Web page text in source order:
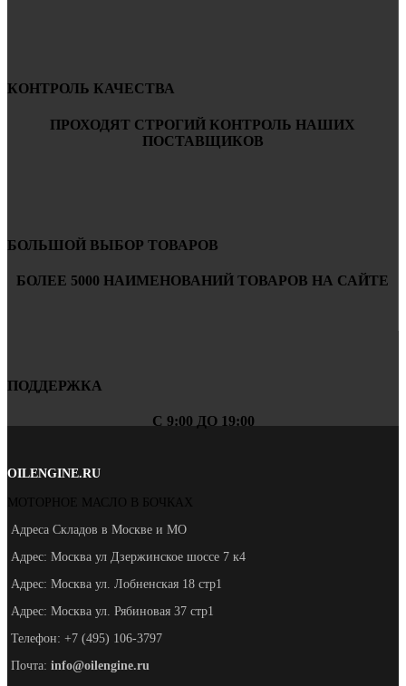
КОНТРОЛЬ КАЧЕСТВА
ПРОХОДЯТ СТРОГИЙ КОНТРОЛЬ НАШИХ
ПОСТАВЩИКОВ
БОЛЬШОЙ ВЫБОР ТОВАРОВ
БОЛЕЕ 5000 НАИМЕНОВАНИЙ ТОВАРОВ НА САЙТЕ
ПОДДЕРЖКА
С 9:00 ДО 19:00
OILENGINE.RU
МОТОРНОЕ МАСЛО В БОЧКАХ
Адреса Складов в Москве и МО
Адрес: Москва ул Дзержинское шоссе 7 к4
Адрес: Москва ул. Лобненская 18 стр1
Адрес: Москва ул. Рябиновая 37 стр1
Телефон: +7 (495) 106-3797
Почта: info@oilengine.ru